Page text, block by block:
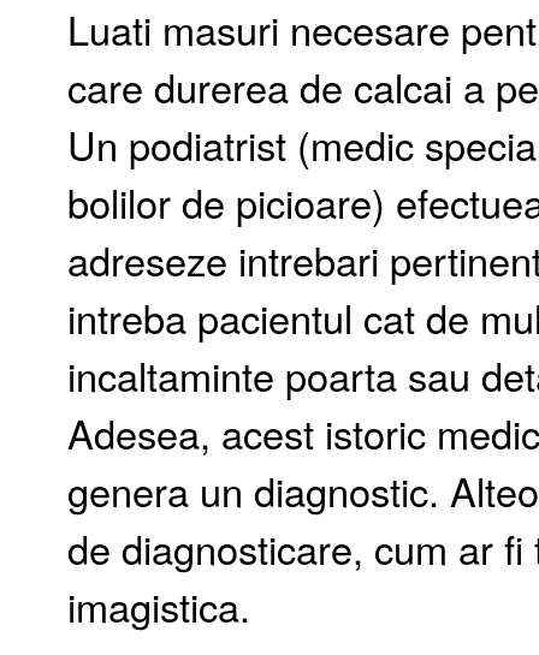
Luati masuri necesare
care durerea de calcai a
Un podiatrist (medic
bolilor de picioare)
adreseze intrebari
intreba pacientul cat de
incaltaminte poarta sau
Adesea, acest istoric
genera un diagnostic.
de diagnosticare, cum ar
imagistica.